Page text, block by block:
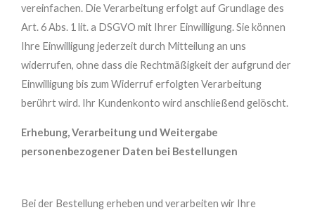
vereinfachen. Die Verarbeitung erfolgt auf Grundlage des
Art. 6 Abs. 1 lit. a DSGVO mit Ihrer Einwilligung. Sie können
Ihre Einwilligung jederzeit durch Mitteilung an uns
widerrufen, ohne dass die Rechtmäßigkeit der aufgrund der
Einwilligung bis zum Widerruf erfolgten Verarbeitung
berührt wird. Ihr Kundenkonto wird anschließend gelöscht.
Erhebung, Verarbeitung und Weitergabe
personenbezogener Daten bei Bestellungen
Bei der Bestellung erheben und verarbeiten wir Ihre